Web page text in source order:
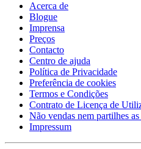
Acerca de
Blogue
Imprensa
Preços
Contacto
Centro de ajuda
Política de Privacidade
Preferência de cookies
Termos e Condições
Contrato de Licença de
Não vendas nem partilhes
Impressum